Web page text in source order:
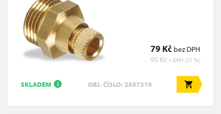
79 Kč bez DPH
95 Kč s DPH (21 %)
SKLADEM i OBJ. ČÍSLO: 2507310